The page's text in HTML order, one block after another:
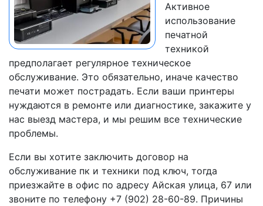
Активное
использование
печатной
техникой
предполагает регулярное техническое
обслуживание. Это обязательно, иначе качество
печати может пострадать. Если ваши принтеры
нуждаются в ремонте или диагностике, закажите у
нас выезд мастера, и мы решим все технические
проблемы.
Если вы хотите заключить договор на
обслуживание пк и техники под ключ, тогда
приезжайте в офис по адресу Айская улица, 67 или
звоните по телефону +7 (902) 28-60-89. Причины